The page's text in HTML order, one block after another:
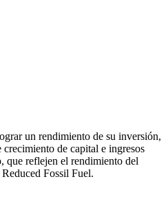
un rendimiento de su inversión,
de capital e ingresos
que reflejen el rendimiento del
Fossil Fuel.